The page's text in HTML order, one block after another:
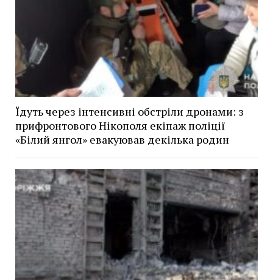
Їдуть через інтенсивні обстріли дронами: з
прифронтового Нікополя екіпаж поліції
«Білий янгол» евакуював декілька родин